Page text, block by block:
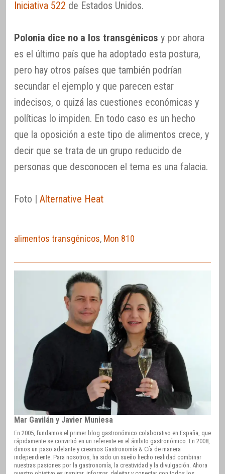
Iniciativa 522 de Estados Unidos.
Polonia dice no a los transgénicos y por ahora
es el último país que ha adoptado esta postura,
pero hay otros países que también podrían
secundar el ejemplo y que parecen estar
indecisos, o quizá las cuestiones económicas y
políticas lo impiden. En todo caso es un hecho
que la oposición a este tipo de alimentos crece, y
decir que se trata de un grupo reducido de
personas que desconocen el tema es una falacia.
Foto | Alternative Heat
alimentos transgénicos, Mon 810
Mar Gavilán y Javier Muniesa
En 2005, fundamos el primer blog gastronómico colaborativo en España, que
rápidamente se convirtió en un referente en el ámbito gastronómico. En 2008,
dimos un paso adelante y creamos Gastronomía & Cía de manera
independiente. Para nosotros, ha sido un sueño hecho realidad combinar
nuestras pasiones por la gastronomía, la creatividad y la divulgación. Ahora